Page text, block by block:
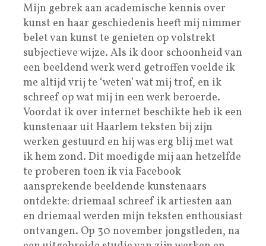
Mijn gebrek aan academische kennis over
kunst en haar geschiedenis heeft mij nimmer
belet van kunst te genieten op volstrekt
subjectieve wijze. Als ik door schoonheid van
een beeldend werk werd getroffen voelde ik
me altijd vrij te ‘weten’ wat mij trof, en ik
schreef op wat mij in een werk beroerde.
Voordat ik over internet beschikte heb ik een
kunstenaar uit Haarlem teksten bij zijn
werken gestuurd en hij was erg blij met wat
ik hem zond. Dit moedigde mij aan hetzelfde
te proberen toen ik via Facebook
aansprekende beeldende kunstenaars
ontdekte: driemaal schreef ik artiesten aan
en driemaal werden mijn teksten enthousiast
ontvangen. Op 30 november jongstleden, na